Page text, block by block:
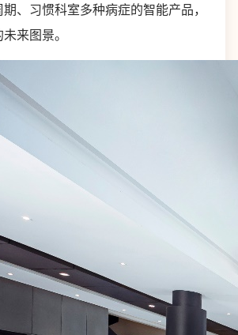
、习惯科室多种病症的智能产品，
来图景。